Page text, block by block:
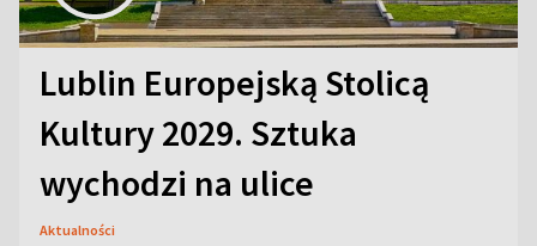
Lublin Europejską Stolicą
Kultury 2029. Sztuka
wychodzi na ulice
Aktualności